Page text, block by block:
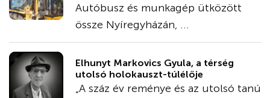
Autóbusz és munkagép ütközött
össze Nyíregyházán, ...
Elhunyt Markovics Gyula, a térség
utolsó holokauszt-túlélője
„A száz év reménye és az utolsó tanú